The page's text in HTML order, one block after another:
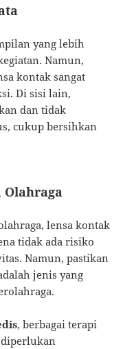
yang lebih
Namun,
kontak sangat
Di sisi lain,
dan tidak
cukup bersihkan
Olahraga
lensa kontak
tidak ada risiko
Namun, pastikan
jenis yang
, berbagai terapi